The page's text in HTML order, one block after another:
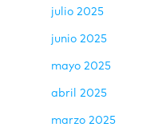
julio 2025
junio 2025
mayo 2025
abril 2025
marzo 2025